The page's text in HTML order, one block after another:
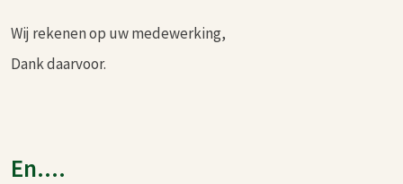
Wij rekenen op uw medewerking,
Dank daarvoor.
En....